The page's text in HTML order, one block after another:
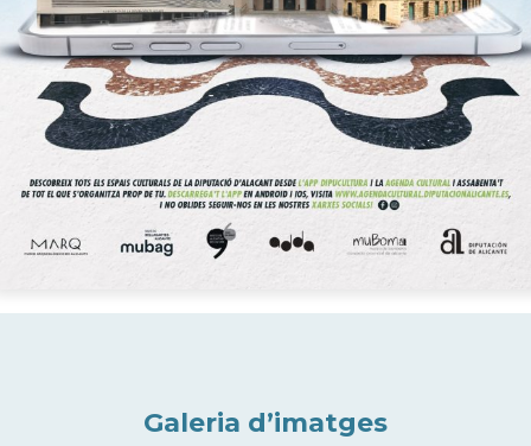
Galeria d’imatges